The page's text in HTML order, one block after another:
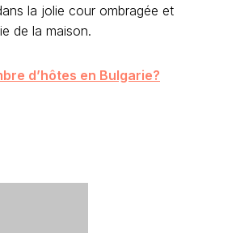
la jolie cour ombragée et
de la maison.
d’hôtes en Bulgarie?